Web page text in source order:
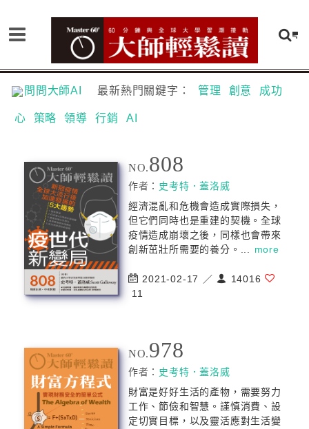
問問大師AI 最新熱門關鍵字： 管理 創意 成功
心 策略 領導 行銷 AI
NO.808
作者： 史考特．蓋洛威
經濟混亂和危機會造成實際損失，
但它們同時也是重建的契機。全球
疫情造成崩壞之後，同樣也會帶來
創新茁壯所需要的養分。... more
2021-02-17 ／
14016
11
NO.978
作者： 史考特．蓋洛威
財富是好好生活的產物，需要努力
工作、節儉和智慧。謹慎消費、設
定切實目標，以及靈活應對生活變